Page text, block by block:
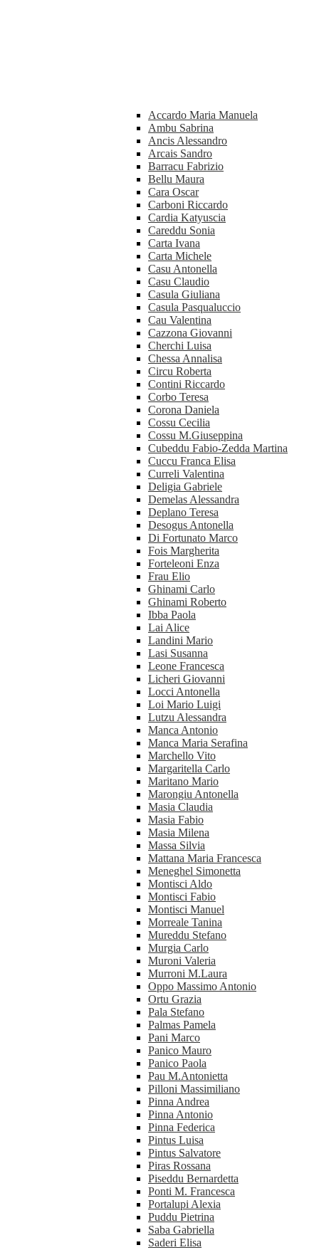
Accardo Maria Manuela
Ambu Sabrina
Ancis Alessandro
Arcais Sandro
Barracu Fabrizio
Bellu Maura
Cara Oscar
Carboni Riccardo
Cardia Katyuscia
Careddu Sonia
Carta Ivana
Carta Michele
Casu Antonella
Casu Claudio
Casula Giuliana
Casula Pasqualuccio
Cau Valentina
Cazzona Giovanni
Cherchi Luisa
Chessa Annalisa
Circu Roberta
Contini Riccardo
Corbo Teresa
Corona Daniela
Cossu Cecilia
Cossu M.Giuseppina
Cubeddu Fabio-Zedda Martina
Cuccu Franca Elisa
Curreli Valentina
Deligia Gabriele
Demelas Alessandra
Deplano Teresa
Desogus Antonella
Di Fortunato Marco
Fois Margherita
Forteleoni Enza
Frau Elio
Ghinami Carlo
Ghinami Roberto
Ibba Paola
Lai Alice
Landini Mario
Lasi Susanna
Leone Francesca
Licheri Giovanni
Locci Antonella
Loi Mario Luigi
Lutzu Alessandra
Manca Antonio
Manca Maria Serafina
Marchello Vito
Margaritella Carlo
Maritano Mario
Marongiu Antonella
Masia Claudia
Masia Fabio
Masia Milena
Massa Silvia
Mattana Maria Francesca
Meneghel Simonetta
Montisci Aldo
Montisci Fabio
Montisci Manuel
Morreale Tanina
Mureddu Stefano
Murgia Carlo
Muroni Valeria
Murroni M.Laura
Oppo Massimo Antonio
Ortu Grazia
Pala Stefano
Palmas Pamela
Pani Marco
Panico Mauro
Panico Paola
Pau M.Antonietta
Pilloni Massimiliano
Pinna Andrea
Pinna Antonio
Pinna Federica
Pintus Luisa
Pintus Salvatore
Piras Rossana
Piseddu Bernardetta
Ponti M. Francesca
Portalupi Alexia
Puddu Pietrina
Saba Gabriella
Saderi Elisa